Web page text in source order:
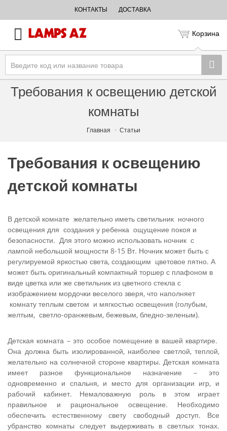
КОНТАКТЫ ДОСТАВКА
Корзина
Требования к освещению детской
комнаты
Главная Статьи
Требования к освещению
детской комнаты
В детской комнате желательно иметь светильник ночного
освещения для создания у ребенка ощущение покоя и
безопас­ности. Для этого можно использовать ночник с
лампой небольшой мощности 8-15 Вт. Ночник может быть с
регули­руемой яркостью света, создающим цветовое пятно. А
может быть оригинальный компактный торшер с плафоном в
виде цветка или же светильник из цветного стекла с
изображением мордочки веселого зверя, что наполняет
комнату теплым све­том и мягкостью освещения (голубым,
желтым, светло-оранжевым, бежевым, бледно-зеленым).
Детская комната – это особое помещение в вашей квартире.
Она должна быть изолированной, наиболее светлой, теплой,
желательно на солнечной стороне квартиры. Детская комната
имеет разное функциональное назначение – это
одновременно и спальня, и место для организации игр, и
рабочий кабинет. Немаловажную роль в этом играет
правильное и рациональное освещение. Необходимо
обеспечить естественному свету свободный доступ. Все
убранство комнаты следует выдерживать в светлых тонах.